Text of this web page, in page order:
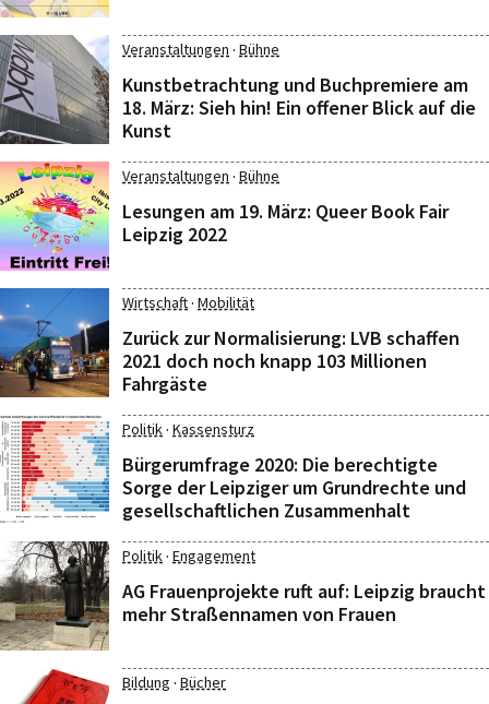
Veranstaltungen · Bühne
Kunstbetrachtung und Buchpremiere am
18. März: Sieh hin! Ein offener Blick auf die
Kunst
Veranstaltungen · Bühne
Lesungen am 19. März: Queer Book Fair
Leipzig 2022
Wirtschaft· Mobilität
Zurück zur Normalisierung: LVB schaffen
2021 doch noch knapp 103 Millionen
Fahrgäste
Politik· Kassensturz
Bürgerumfrage 2020: Die berechtigte
Sorge der Leipziger um Grundrechte und
gesellschaftlichen Zusammenhalt
Politik· Engagement
AG Frauenprojekte ruft auf: Leipzig braucht
mehr Straßennamen von Frauen
Bildung · Bücher